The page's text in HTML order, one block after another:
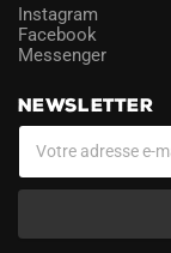
Instagram
Facebook
Messenger
NEWSLETTER